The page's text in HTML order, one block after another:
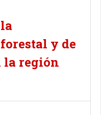
y de
la región